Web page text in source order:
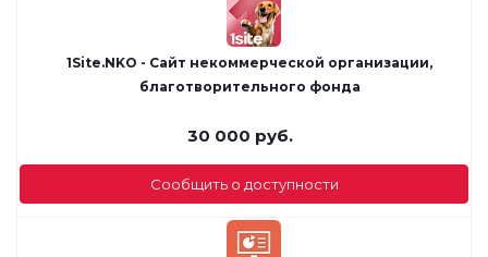
1Site.NKO - Сайт некоммерческой организации,
благотворительного фонда
30 000 руб.
Сообщить о доступности